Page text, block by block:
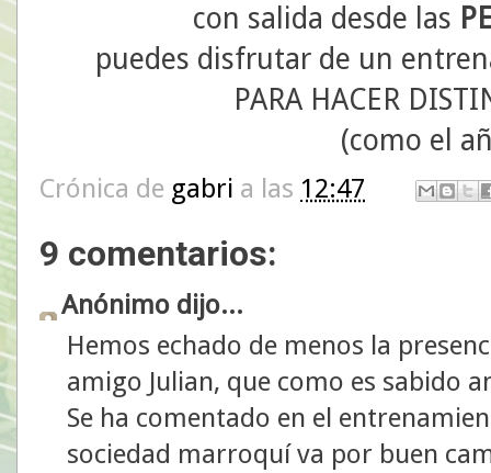
con salida desde las
puedes disfrutar de un
PARA HACER
(como el
Crónica de gabri a las 12:47
9 comentarios:
Anónimo dijo...
Hemos echado de menos la
amigo Julian, que como es sabido
Se ha comentado en el
sociedad marroquí va por buen